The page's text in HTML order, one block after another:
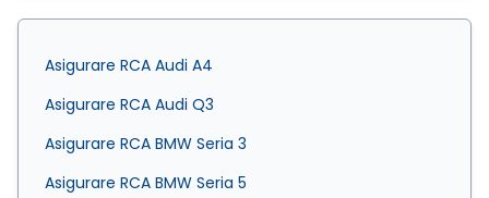
Asigurare RCA Audi A4
Asigurare RCA Audi Q3
Asigurare RCA BMW Seria 3
Asigurare RCA BMW Seria 5